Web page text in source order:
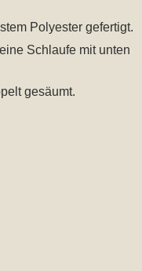
Polyester gefertigt.
Schlaufe mit unten
gesäumt.